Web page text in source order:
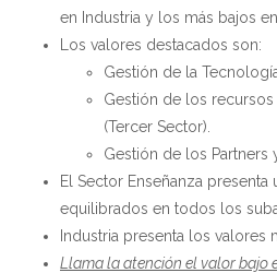
en Industria y los más bajos en
Los valores destacados son:
Gestión de la
Gestión de los
(Tercer Sector).
Gestión de los Partners
El Sector Enseñanza presenta
equilibrados en todos los
Industria presenta los valores
Llama la atención el valor bajo